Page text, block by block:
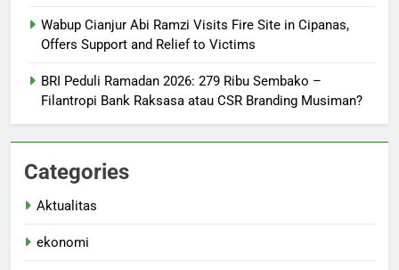
Wabup Cianjur Abi Ramzi Visits Fire Site in Cipanas,
Offers Support and Relief to Victims
BRI Peduli Ramadan 2026: 279 Ribu Sembako –
Filantropi Bank Raksasa atau CSR Branding Musiman?
Categories
Aktualitas
ekonomi